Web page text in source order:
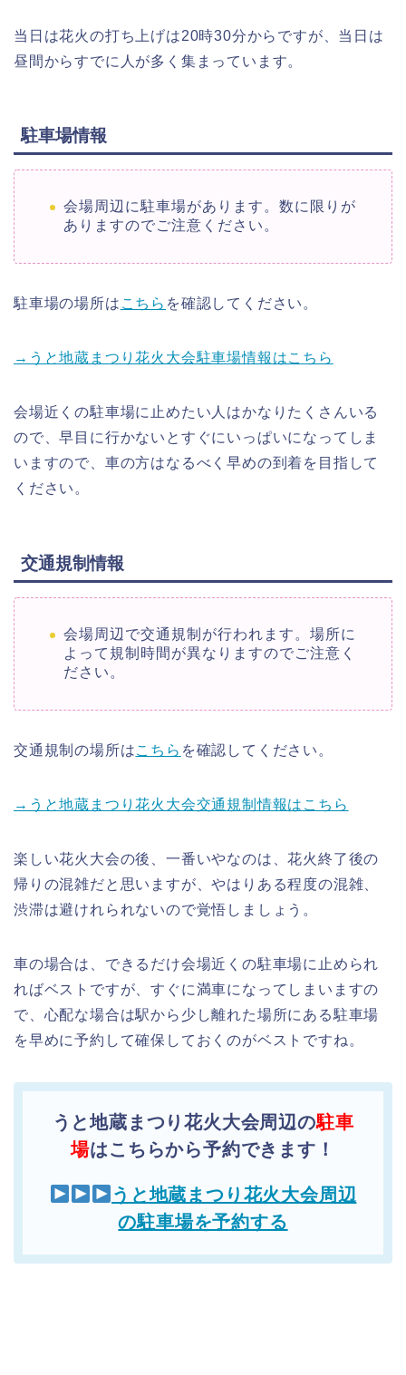
当日は花火の打ち上げは20時30分からですが、当日は
昼間からすでに人が多く集まっています。
駐車場情報
会場周辺に駐車場があります。数に限りが
ありますのでご注意ください。
駐車場の場所は こちら を確認してください。
→うと地蔵まつり花火大会駐車場情報はこちら
会場近くの駐車場に止めたい人はかなりたくさんいる
ので、早目に行かないとすぐにいっぱいになってしま
いますので、車の方はなるべく早めの到着を目指して
ください。
交通規制情報
会場周辺で交通規制が行われます。場所に
よって規制時間が異なりますのでご注意く
ださい。
交通規制の場所はこちら を確認してください。
→うと地蔵まつり花火大会交通規制情報はこちら
楽しい花火大会の後、一番いやなのは、花火終了後の
帰りの混雑だと思いますが、やはりある程度の混雑、
渋滞は避けれられないので覚悟しましょう。
車の場合は、できるだけ会場近くの駐車場に止められ
ればベストですが、すぐに満車になってしまいますの
で、心配な場合は駅から少し離れた場所にある駐車場
を早めに予約して確保しておくのがベストですね。
うと地蔵まつり花火大会周辺の駐車
場はこちらから予約できます！
うと地蔵まつり花火大会周辺
の駐車場を予約する